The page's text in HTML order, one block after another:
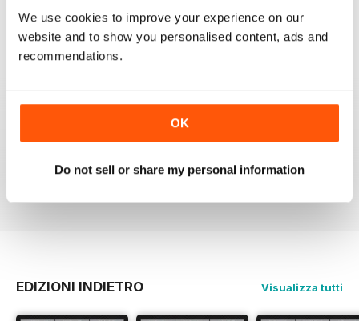
We use cookies to improve your experience on our
website and to show you personalised content, ads and
recommendations.
OK
Do not sell or share my personal information
VISUALIZZA LE RECENSIONI
Recensito 21 agosto 2022
EDIZIONI INDIETRO Visualizza tutti